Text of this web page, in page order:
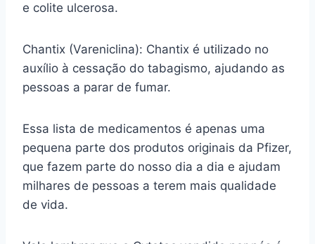
e colite ulcerosa.
Chantix (Vareniclina): Chantix é utilizado no
auxílio à cessação do tabagismo, ajudando as
pessoas a parar de fumar.
Essa lista de medicamentos é apenas uma
pequena parte dos produtos originais da Pfizer,
que fazem parte do nosso dia a dia e ajudam
milhares de pessoas a terem mais qualidade
de vida.